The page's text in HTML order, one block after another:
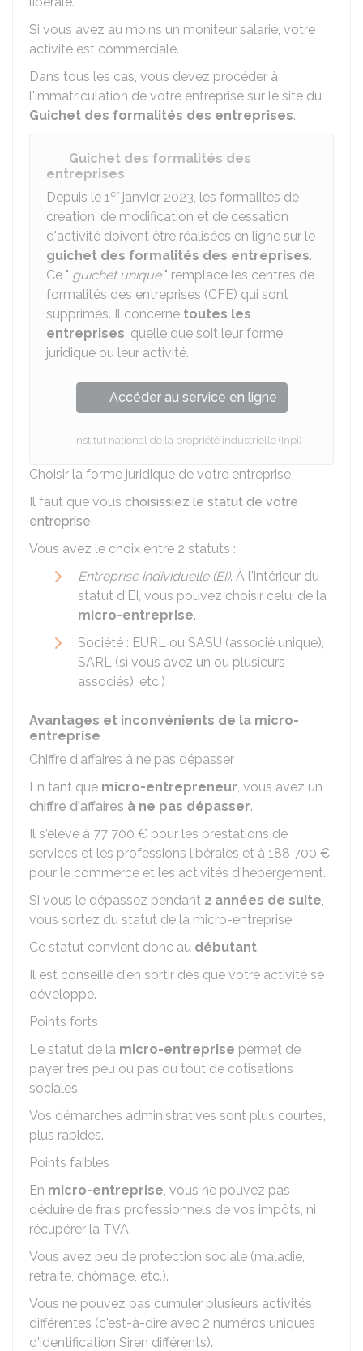
Si vous avez au moins un moniteur salarié, votre
activité est commerciale.
Dans tous les cas, vous devez procéder à
l'immatriculation de votre entreprise sur le site du
Guichet des formalités des entreprises.
Guichet des formalités des
entreprises
Depuis le 1er janvier 2023, les formalités de
création, de modification et de cessation
d'activité doivent être réalisées en ligne sur le
guichet des formalités des entreprises.
Ce " guichet unique" remplace les centres de
formalités des entreprises (CFE) qui sont
supprimés. Il concerne toutes les
entreprises, quelle que soit leur forme
juridique ou leur activité.
Accéder au service en ligne
Institut national de la propriété industrielle (Inpi)
Choisir la forme juridique de votre entreprise
Il faut que vous choisissiez le statut de votre
entreprise.
Vous avez le choix entre 2 statuts :
Entreprise individuelle (EI). À l'intérieur du
statut d'EI, vous pouvez choisir celui de la
micro-entreprise.
Société : EURL ou SASU (associé unique),
SARL (si vous avez un ou plusieurs
associés), etc.)
Avantages et inconvénients de la micro-
entreprise
Chiffre d'affaires à ne pas dépasser
En tant que micro-entrepreneur, vous avez un
chiffre d'affaires à ne pas dépasser.
Il s'élève à 77 700 € pour les prestations de
services et les professions libérales et à 188 700 €
pour le commerce et les activités d'hébergement.
Si vous le dépassez pendant 2 années de suite,
vous sortez du statut de la micro-entreprise.
Ce statut convient donc au débutant.
Il est conseillé d'en sortir dès que votre activité se
développe.
Points forts
Le statut de la micro-entreprise permet de
payer très peu ou pas du tout de cotisations
sociales.
Vos démarches administratives sont plus courtes,
plus rapides.
Points faibles
En micro-entreprise, vous ne pouvez pas
déduire de frais professionnels de vos impôts, ni
récupérer la TVA.
Vous avez peu de protection sociale (maladie,
retraite, chômage, etc.).
Vous ne pouvez pas cumuler plusieurs activités
différentes (c'est-à-dire avec 2 numéros uniques
d'identification Siren différents).